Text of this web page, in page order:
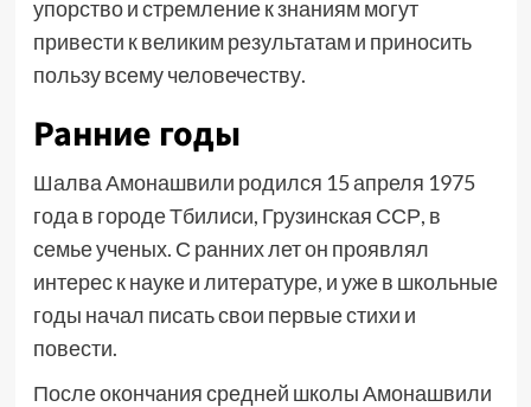
упорство и стремление к знаниям могут
привести к великим результатам и приносить
пользу всему человечеству.
Ранние годы
Шалва Амонашвили родился 15 апреля 1975
года в городе Тбилиси, Грузинская ССР, в
семье ученых. С ранних лет он проявлял
интерес к науке и литературе, и уже в школьные
годы начал писать свои первые стихи и
повести.
После окончания средней школы Амонашвили